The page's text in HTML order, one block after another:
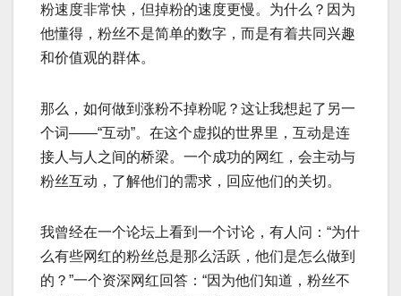
粉速度非常快，但掉粉的速度更慢。为什么？因为
他懂得，粉丝不是简单的数字，而是有着共同兴趣
和价值观的群体。
那么，如何做到涨粉不掉粉呢？这让我想起了另一
个词——“互动”。在这个虚拟的世界里，互动是连
接人与人之间的桥梁。一个成功的网红，会主动与
粉丝互动，了解他们的需求，回应他们的关切。
我曾经在一个论坛上看到一个讨论，有人问：“为什
么有些网红的粉丝总是那么活跃，他们是怎么做到
的？”一个资深网红回答：“因为他们知道，粉丝不